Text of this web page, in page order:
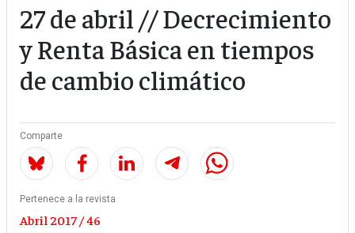
27 de abril // Decrecimiento
y Renta Básica en tiempos
de cambio climático
Comparte
Pertenece a la revista
Abril 2017 / 46